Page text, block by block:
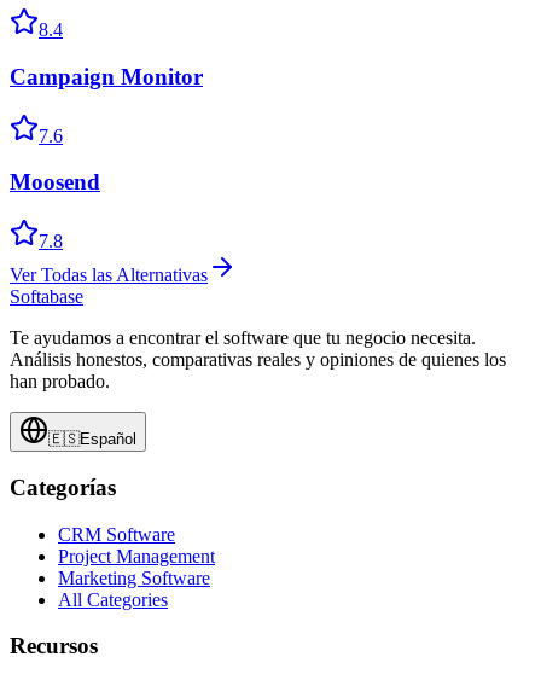
8.4
Campaign Monitor
7.6
Moosend
7.8
Ver Todas las Alternativas
Softabase
Te ayudamos a encontrar el software que tu negocio necesita.
Análisis honestos, comparativas reales y opiniones de quienes los
han probado.
🇪🇸Español
Categorías
CRM Software
Project Management
Marketing Software
All Categories
Recursos